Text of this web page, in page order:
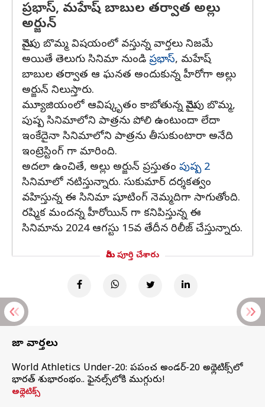
ప్రభాస్, మహేష్ బాబుల తర్వాత అల్లు
అర్జున్
మైనపు బొమ్మ విషయంలో వస్తున్న వార్తలు నిజమే
అయితే తెలుగు సినిమా నుండి ప్రభాస్, మహేష్
బాబుల తర్వాత ఆ ఘనత అందుకున్న హీరోగా అల్లు
అర్జున్ నిలుస్తారు.
మ్యూజియంలో ఆవిష్కృతం కాబోతున్న మైనపు బొమ్మ,
పుష్ప సినిమాలోని పాత్రను పోలి ఉంటుందా లేదా
ఇంకేదైనా సినిమాలోని పాత్రను తీసుకుంటారా అనేది
ఇంట్రెస్టింగ్ గా మారింది.
అదలా ఉంచితే, అల్లు అర్జున్ ప్రస్తుతం పుష్ప 2
సినిమాలో నటిస్తున్నారు. సుకుమార్ దర్శకత్వం
వహిస్తున్న ఈ సినిమా షూటింగ్ నెమ్మదిగా సాగుతోంది.
రష్మిక మందన్న హీరోయిన్ గా కనిపిస్తున్న ఈ
సినిమాను 2024 ఆగస్టు 15వ తేదీన రిలీజ్ చేస్తున్నారు.
మీరు పూర్తి చేశారు
తాజా వార్తలు
World Athletics Under-20: ప్రపంచ అండర్-20 అథ్లెటిక్స్‌లో
భారత్‌ శుభారంభం.. ఫైనల్స్‌లోకి ముగ్గురు!
అథ్లెటిక్స్